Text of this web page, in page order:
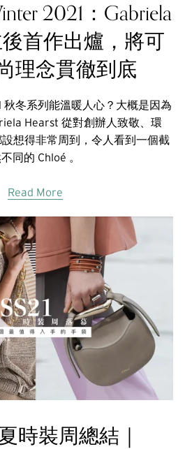
2021：Gabriela
後首作出爐，將可
理念貫徹到底
秋冬系列能溫暖人心？大概是因為
Hearst 從對創辦人致敬、環
想得非常周到，令人看到一個截
同的 Chloé 。
Read More
時裝周總結｜